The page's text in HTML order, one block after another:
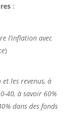
:
l’inflation avec
)
les revenus, à
40, à savoir 60%
dans des fonds